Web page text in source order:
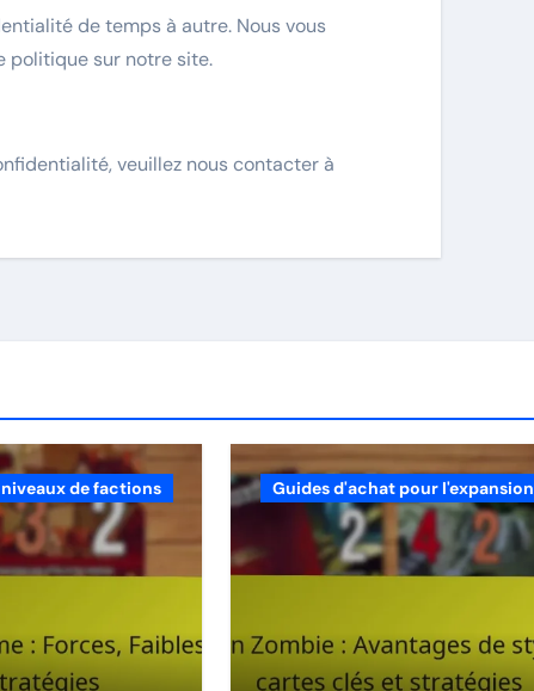
de temps à autre. Nous vous
politique sur notre site.
veuillez nous contacter à
niveaux de factions Guides d'achat pour l'expansion